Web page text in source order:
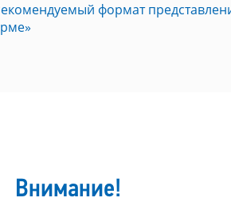
формат
Внимание!